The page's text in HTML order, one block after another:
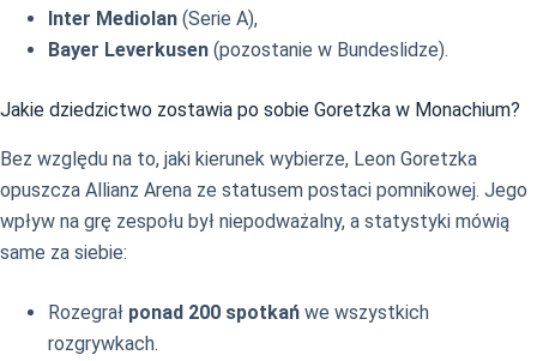
Inter Mediolan (Serie A),
Bayer Leverkusen (pozostanie w Bundeslidze).
Jakie dziedzictwo zostawia po sobie Goretzka w Monachium?
Bez względu na to, jaki kierunek wybierze, Leon Goretzka
opuszcza Allianz Arena ze statusem postaci pomnikowej. Jego
wpływ na grę zespołu był niepodważalny, a statystyki mówią
same za siebie:
Rozegrał ponad 200 spotkań we wszystkich
rozgrywkach.